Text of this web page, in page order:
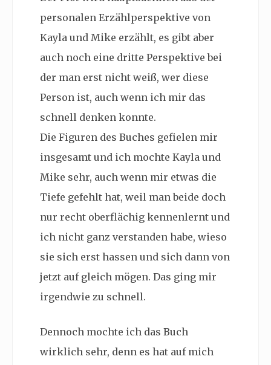
personalen Erzählperspektive von
Kayla und Mike erzählt, es gibt aber
auch noch eine dritte Perspektive bei
der man erst nicht weiß, wer diese
Person ist, auch wenn ich mir das
schnell denken konnte.
Die Figuren des Buches gefielen mir
insgesamt und ich mochte Kayla und
Mike sehr, auch wenn mir etwas die
Tiefe gefehlt hat, weil man beide doch
nur recht oberflächig kennenlernt und
ich nicht ganz verstanden habe, wieso
sie sich erst hassen und sich dann von
jetzt auf gleich mögen. Das ging mir
irgendwie zu schnell.
Dennoch mochte ich das Buch
wirklich sehr, denn es hat auf mich